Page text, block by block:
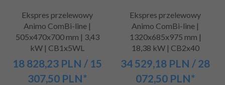
Ekspres przelewowy
Animo ComBi-line |
505x470x700 mm | 3,43
kW | CB1x5WL
18 828,23 PLN / 15
307,50 PLN*
Ekspres przelewowy
Animo ComBi-line |
1320x685x975 mm |
18,38 kW | CB2x40
34 529,18 PLN / 28
072,50 PLN*